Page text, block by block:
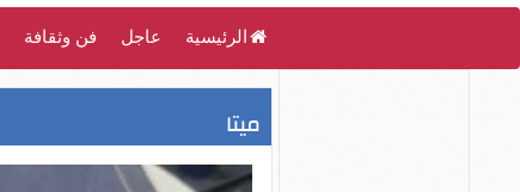
الرئيسية عاجل فن وثقافة
ميتا